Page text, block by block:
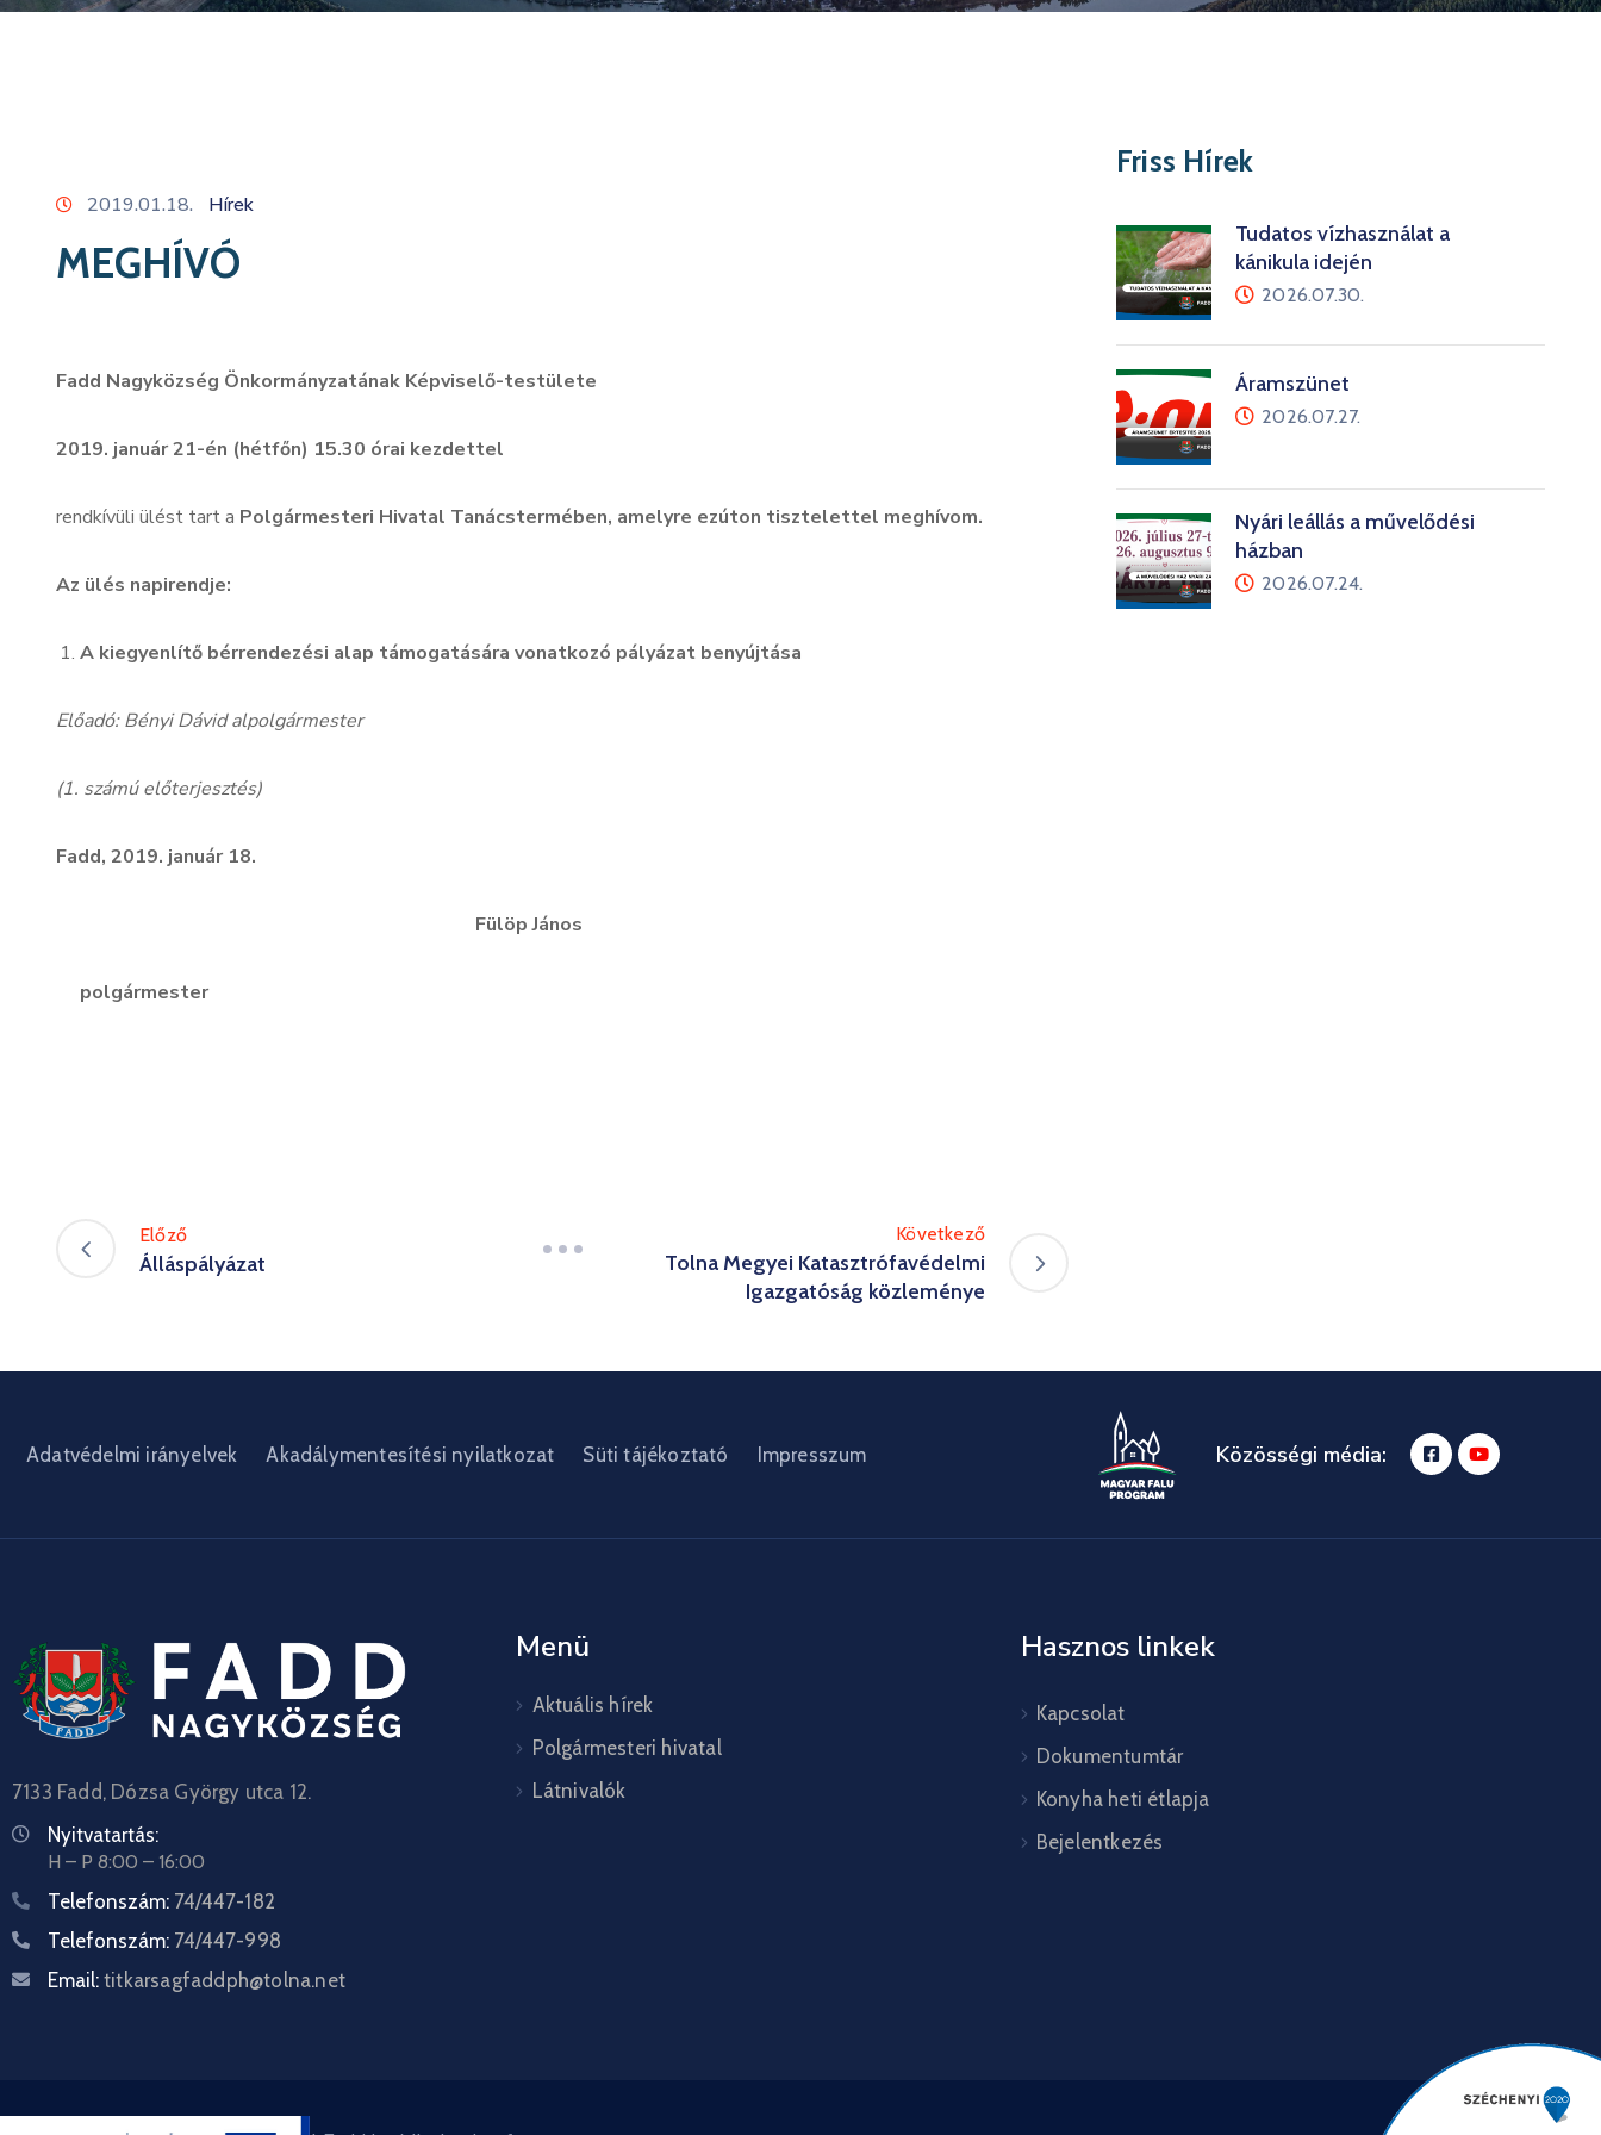
2019.01.18. Hírek
MEGHÍVÓ
Fadd Nagyközség Önkormányzatának Képviselő-testülete
2019. január 21-én (hétfőn) 15.30 órai kezdettel
rendkívüli ülést tart a Polgármesteri Hivatal Tanácstermében, amelyre ezúton tisztelettel meghívom.
Az ülés napirendje:
A kiegyenlítő bérrendezési alap támogatására vonatkozó pályázat benyújtása
Előadó: Bényi Dávid alpolgármester
(1. számú előterjesztés)
Fadd, 2019. január 18.
Fülöp János
polgármester
Előző
Álláspályázat
Következő
Tolna Megyei Katasztrófavédelmi
Igazgatóság közleménye
Friss Hírek
Tudatos vízhasználat a
kánikula idején
2026.07.30.
Áramszünet
2026.07.27.
Nyári leállás a művelődési
házban
2026.07.24.
Adatvédelmi irányelvek Akadálymentesítési nyilatkozat Süti tájékoztató Impresszum Közösségi média:
7133 Fadd, Dózsa György utca 12.
Nyitvatartás:
H – P 8:00 – 16:00
Telefonszám: 74/447-182
Telefonszám: 74/447-998
Email: titkarsagfaddph@tolna.net
Menü
Aktuális hírek
Polgármesteri hivatal
Látnivalók
Hasznos linkek
Kapcsolat
Dokumentumtár
Konyha heti étlapja
Bejelentkezés